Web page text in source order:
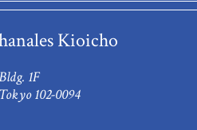
Kioicho
1F
102-0094